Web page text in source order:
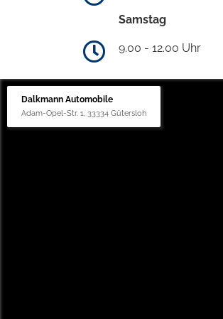
Samstag
9.00 - 12.00 Uhr
Dalkmann Automobile
Adam-Opel-Str. 1, 33334 Gütersloh